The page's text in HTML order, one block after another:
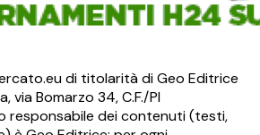
di titolarità di Geo Editrice
via Bomarzo 34, C.F./PI
responsabile dei contenuti (testi,